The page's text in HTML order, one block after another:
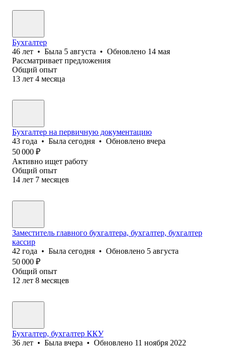
Бухгалтер
46 лет • Была 5 августа • Обновлено 14 мая
Рассматривает предложения
Общий опыт
13 лет 4 месяца
Бухгалтер на первичную документацию
43 года • Была сегодня • Обновлено вчера
50 000 ₽
Активно ищет работу
Общий опыт
14 лет 7 месяцев
Заместитель главного бухгалтера, бухгалтер, бухгалтер
кассир
42 года • Была сегодня • Обновлено 5 августа
50 000 ₽
Общий опыт
12 лет 8 месяцев
Бухгалтер, бухгалтер ККУ
36 лет • Была вчера • Обновлено 11 ноября 2022